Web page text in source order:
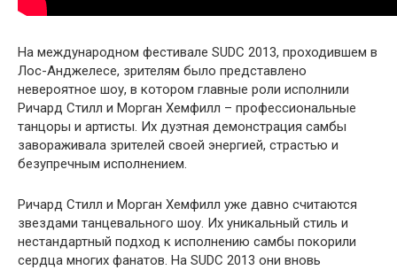
На международном фестивале SUDC 2013, проходившем в
Лос-Анджелесе, зрителям было представлено
невероятное шоу, в котором главные роли исполнили
Ричард Стилл и Морган Хемфилл – профессиональные
танцоры и артисты. Их дуэтная демонстрация самбы
завораживала зрителей своей энергией, страстью и
безупречным исполнением.
Ричард Стилл и Морган Хемфилл уже давно считаются
звездами танцевального шоу. Их уникальный стиль и
нестандартный подход к исполнению самбы покорили
сердца многих фанатов. На SUDC 2013 они вновь